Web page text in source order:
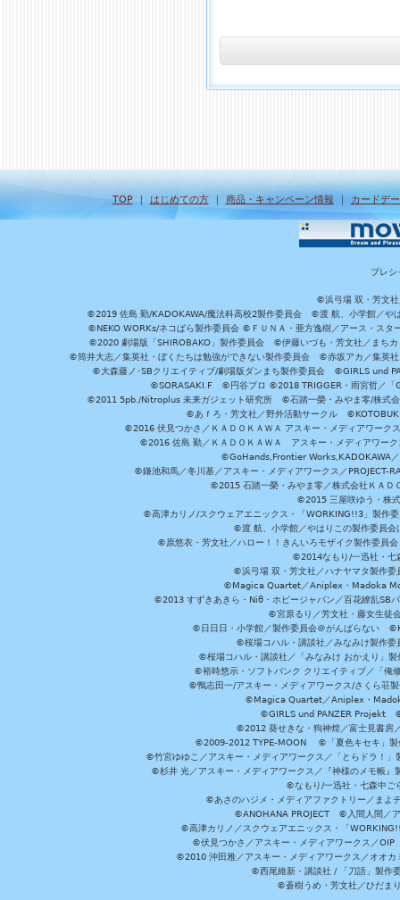
TOP｜ はじめての方｜ 商品・キャンペーン情報 ｜ カードデ
プレシ
©浜弓場 双・芳文社
©2019 佐島 勤/KADOKAWA/魔法科高校2製作委員会 ©渡 航、小学館／や
©NEKO WORKs/ネコぱら製作委員会 ©ＦＵＮＡ・亜方逸樹／アース・ス
©2020 劇場版「SHIROBAKO」製作委員会 ©伊藤いづも・芳文社／まち
©筒井大志／集英社・ぼくたちは勉強ができない製作委員会 ©赤坂アカ／集英
©大森藤ノ･SBクリエイティブ/劇場版ダンまち製作委員会 ©GIRLS und
©SORASAKI.F ©円谷プロ ©2018 TRIGGER・雨宮哲／
©2011 5pb./Nitroplus 未来ガジェット研究所 ©石踏一榮・みやま零/株式
©あｆろ・芳文社／野外活動サークル
©2016 伏見つかさ／ＫＡＤＯＫＡＷＡ アスキー・メディアワー
©2016 佐島 勤／ＫＡＤＯＫＡＷＡ アスキー・メディアワ
©GoHands,Frontier Works,KADOKAWA
©鎌池和馬／冬川基／アスキー・メディアワークス／
©2015 石踏一榮・みやま零／株式会社ＫＡＤ
©2015 三屋咲ゆう・株
©高津カリノ/スクウェアエニックス・「WORKING!!3」製作
©渡 航、小学館／やはりこの製作委員
©原悠衣・芳文社／ハロー！！きんいろモザイク製作委員
©2014なもり/一迅社・
©浜弓場 双・芳文社／ハナヤマタ製作
©Magica Quartet／Aniplex・Madoka
©2013 すずきあきら・Niθ・ホビージャパン／百花繚乱
©宮原るり／芳文社・藤女生徒
©日日日・小学館／製作委員会＠がんばらない
©桜場コハル・講談社／みなみけ製作
©桜場コハル・講談社／「みなみけ おかえり」
©裕時悠示・ソフトバンク クリエイティブ／「
©鴨志田一/アスキー・メディアワークス/さく
©Magica Quartet／Aniplex・
©GIRLS und PANZER Projekt ©
©2012 葵せきな・狗神煌／富士見書
©2009-2012 TYPE-MOON ©「夏色キセキ」製
©竹宮ゆゆこ／アスキー・メディアワークス／「とらドラ！
©杉井 光／アスキー・メディアワークス／『神様のメモ帳
©なもり/一迅社・七森中
©あさのハジメ・メディアファクトリー／ま
©ANOHANA PROJECT ©入間人間／ア
©高津カリノ／スクウェアエニックス・「
©伏見つかさ／アスキー・メディアワークス／
©2010 沖田雅／アスキー・メディアワークス／オオ
©西尾維新・講談社 / 「刀語」製作
©蒼樹うめ・芳文社／ひだま